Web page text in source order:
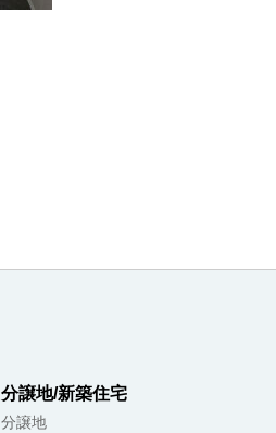
分譲地/新築住宅
分譲地